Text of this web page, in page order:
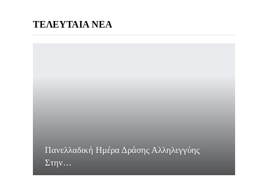
ΤΕΛΕΥΤΑΙΑ ΝΕΑ
Πανελλαδική Ημέρα Δράσης Αλληλεγγύης
Στην…